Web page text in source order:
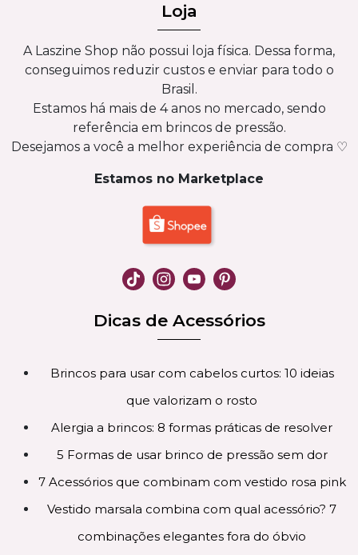
Loja
A Laszine Shop não possui loja física. Dessa forma,
conseguimos reduzir custos e enviar para todo o
Brasil.
Estamos há mais de 4 anos no mercado, sendo
referência em brincos de pressão.
Desejamos a você a melhor experiência de compra ♡
Estamos no Marketplace
Dicas de Acessórios
Brincos para usar com cabelos curtos: 10 ideias
que valorizam o rosto
Alergia a brincos: 8 formas práticas de resolver
5 Formas de usar brinco de pressão sem dor
7 Acessórios que combinam com vestido rosa pink
Vestido marsala combina com qual acessório? 7
combinações elegantes fora do óbvio